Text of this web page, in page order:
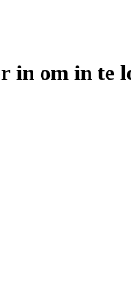
in om in te